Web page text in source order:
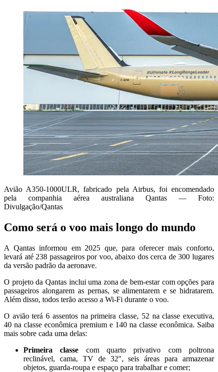
Avião A350-1000ULR, fabricado pela Airbus, foi encomendado
pela companhia aérea australiana Qantas — Foto:
Divulgação/Qantas
Como será o voo mais longo do mundo
A Qantas informou em 2025 que, para oferecer mais conforto,
levará até 238 passageiros por voo, abaixo dos cerca de 300 lugares
da versão padrão da aeronave.
O projeto da Qantas inclui uma zona de bem-estar com opções para
passageiros alongarem as pernas, se alimentarem e se hidratarem.
Além disso, todos terão acesso a Wi-Fi durante o voo.
O avião terá 6 assentos na primeira classe, 52 na classe executiva,
40 na classe econômica premium e 140 na classe econômica. Saiba
mais sobre cada uma delas:
Primeira classe
com quarto privativo com poltrona
reclinável, cama, TV de 32″, seis áreas para armazenar
objetos, guarda-roupa e espaço para trabalhar e comer;